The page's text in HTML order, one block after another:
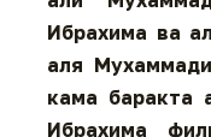
Ибрахима ва
аля
кама баракта
Ибрахима